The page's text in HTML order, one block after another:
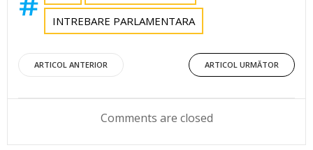
INTREBARE PARLAMENTARA
Post
navigation
ARTICOL ANTERIOR
Post
navigation
ARTICOL URMĂTOR
Comments are closed